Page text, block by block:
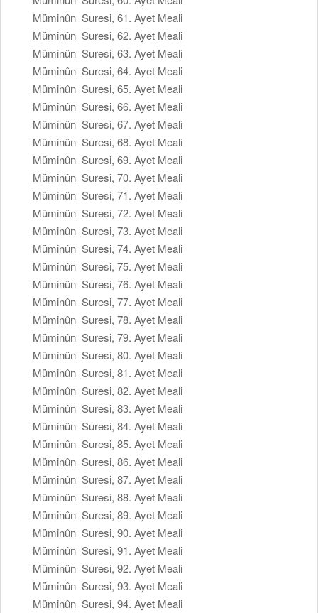
Müminûn Suresi, 61. Ayet Meali
Müminûn Suresi, 62. Ayet Meali
Müminûn Suresi, 63. Ayet Meali
Müminûn Suresi, 64. Ayet Meali
Müminûn Suresi, 65. Ayet Meali
Müminûn Suresi, 66. Ayet Meali
Müminûn Suresi, 67. Ayet Meali
Müminûn Suresi, 68. Ayet Meali
Müminûn Suresi, 69. Ayet Meali
Müminûn Suresi, 70. Ayet Meali
Müminûn Suresi, 71. Ayet Meali
Müminûn Suresi, 72. Ayet Meali
Müminûn Suresi, 73. Ayet Meali
Müminûn Suresi, 74. Ayet Meali
Müminûn Suresi, 75. Ayet Meali
Müminûn Suresi, 76. Ayet Meali
Müminûn Suresi, 77. Ayet Meali
Müminûn Suresi, 78. Ayet Meali
Müminûn Suresi, 79. Ayet Meali
Müminûn Suresi, 80. Ayet Meali
Müminûn Suresi, 81. Ayet Meali
Müminûn Suresi, 82. Ayet Meali
Müminûn Suresi, 83. Ayet Meali
Müminûn Suresi, 84. Ayet Meali
Müminûn Suresi, 85. Ayet Meali
Müminûn Suresi, 86. Ayet Meali
Müminûn Suresi, 87. Ayet Meali
Müminûn Suresi, 88. Ayet Meali
Müminûn Suresi, 89. Ayet Meali
Müminûn Suresi, 90. Ayet Meali
Müminûn Suresi, 91. Ayet Meali
Müminûn Suresi, 92. Ayet Meali
Müminûn Suresi, 93. Ayet Meali
Müminûn Suresi, 94. Ayet Meali